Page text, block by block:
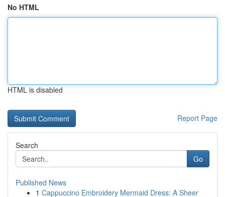
No HTML
HTML is disabled
Report Page
Search
Go
Published News
1 Cappuccino Embroidery Mermaid Dress: A Sheer